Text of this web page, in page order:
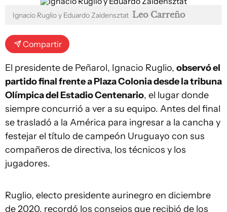
Ignacio Ruglio y Eduardo Zaidensztat Leo Carreño
Compartir
El presidente de Peñarol, Ignacio Ruglio, observó el
partido final frente a Plaza Colonia desde la tribuna
Olímpica del Estadio Centenario, el lugar donde
siempre concurrió a ver a su equipo. Antes del final
se trasladó a la América para ingresar a la cancha y
festejar el título de campeón Uruguayo con sus
compañeros de directiva, los técnicos y los
jugadores.
Ruglio, electo presidente aurinegro en diciembre
de 2020, recordó los consejos que recibió de los